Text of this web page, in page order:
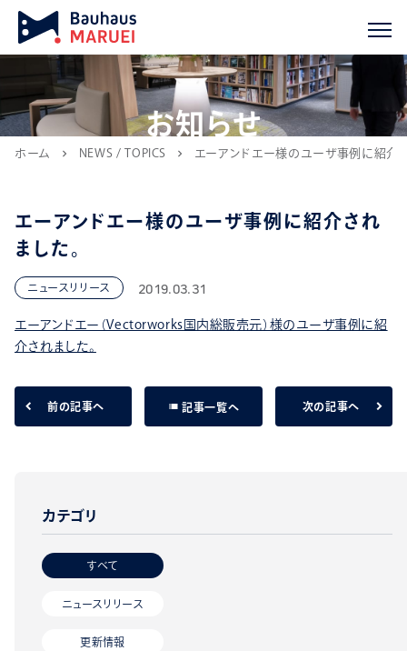
お知らせ
ホーム chevron_right NEWS / TOPICS chevron_right エーアンドエー様のユーザ事例に紹介
エーアンドエー様のユーザ事例に紹介され
ました。
ニュースリリース 2019.03.31
エーアンドエー（Vectorworks国内総販売元）様のユーザ事例に紹
介されました。
前の記事へ list 記事一覧へ 次の記事へ
カテゴリ
すべて
ニュースリリース
更新情報